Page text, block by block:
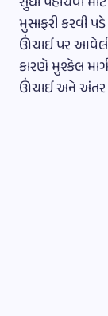
મુસાફરી કરવી
ઊંચાઈ પર આવેલી
કારણે મુશ્કેલ
ઊંચાઈ અને અંતર